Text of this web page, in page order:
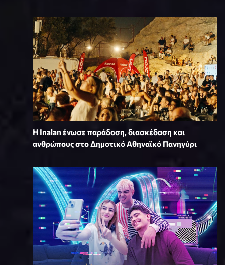
Η Inalan ένωσε παράδοση, διασκέδαση και
ανθρώπους στο Δημοτικό Αθηναϊκό Πανηγύρι